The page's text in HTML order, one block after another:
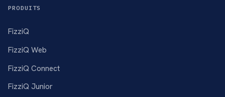
PRODUITS
FizziQ
FizziQ Web
FizziQ Connect
FizziQ Junior